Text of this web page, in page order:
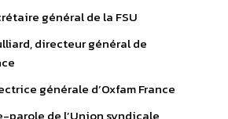
général de la FSU
directeur général de
générale d’Oxfam France